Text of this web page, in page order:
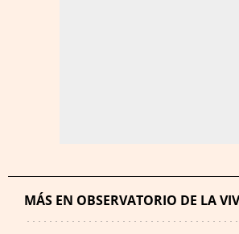
MÁS EN OBSERVATORIO DE LA